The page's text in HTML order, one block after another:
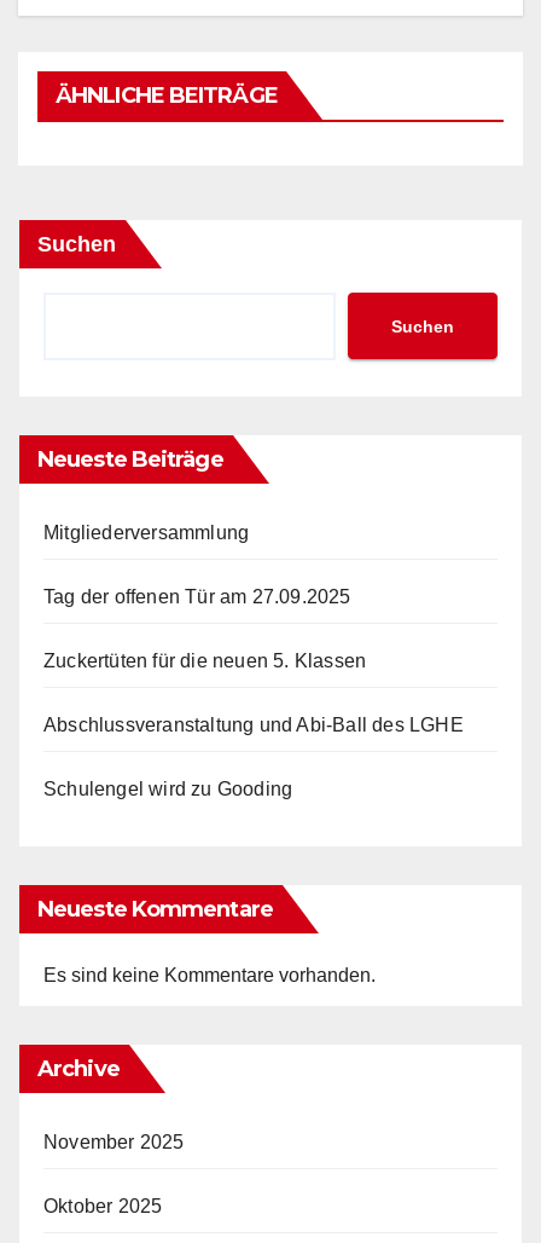
ÄHNLICHE BEITRÄGE
Suchen
Suchen
Neueste Beiträge
Mitgliederversammlung
Tag der offenen Tür am 27.09.2025
Zuckertüten für die neuen 5. Klassen
Abschlussveranstaltung und Abi-Ball des LGHE
Schulengel wird zu Gooding
Neueste Kommentare
Es sind keine Kommentare vorhanden.
Archive
November 2025
Oktober 2025